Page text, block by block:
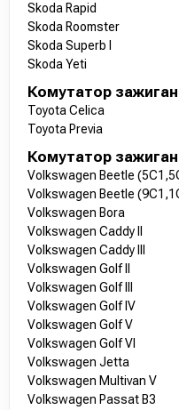
Skoda Rapid
Skoda Roomster
Skoda Superb I
Skoda Yeti
Комутатор
Toyota Celica
Toyota Previa
Комутатор
Volkswagen Beetle
Volkswagen Beetle
Volkswagen Bora
Volkswagen Caddy II
Volkswagen Caddy III
Volkswagen Golf II
Volkswagen Golf III
Volkswagen Golf IV
Volkswagen Golf V
Volkswagen Golf VI
Volkswagen Jetta
Volkswagen Multivan V
Volkswagen Passat B3